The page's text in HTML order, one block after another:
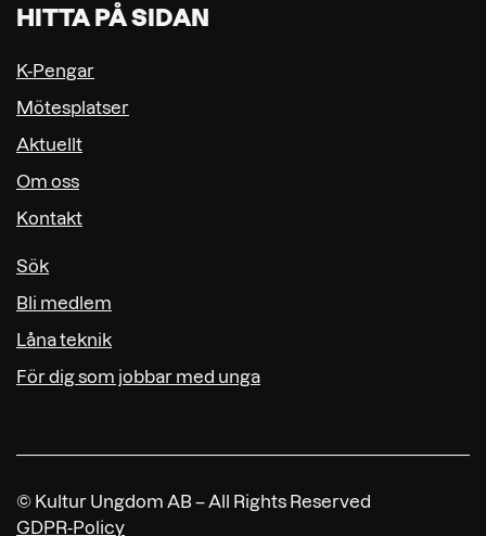
HITTA PÅ SIDAN
K-Pengar
Mötesplatser
Aktuellt
Om oss
Kontakt
Sök
Bli medlem
Låna teknik
För dig som jobbar med unga
© Kultur Ungdom AB – All Rights Reserved
GDPR-Policy